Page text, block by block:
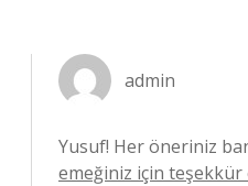
admin
Yusuf! Her öneriniz
emeğiniz için teşekkür